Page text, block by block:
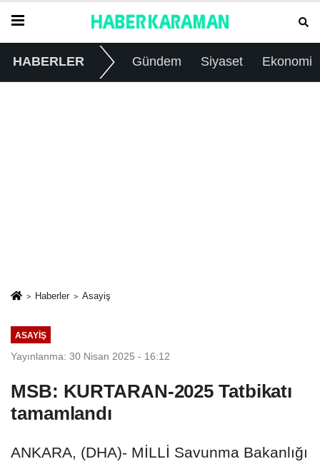
HABERLER Gündem Siyaset Ekonomi
Haberler Asayiş
ASAYIŞ
Yayınlanma: 30 Nisan 2025 - 16:12
MSB: KURTARAN-2025 Tatbikatı
tamamlandı
ANKARA, (DHA)- MİLLİ Savunma Bakanlığı